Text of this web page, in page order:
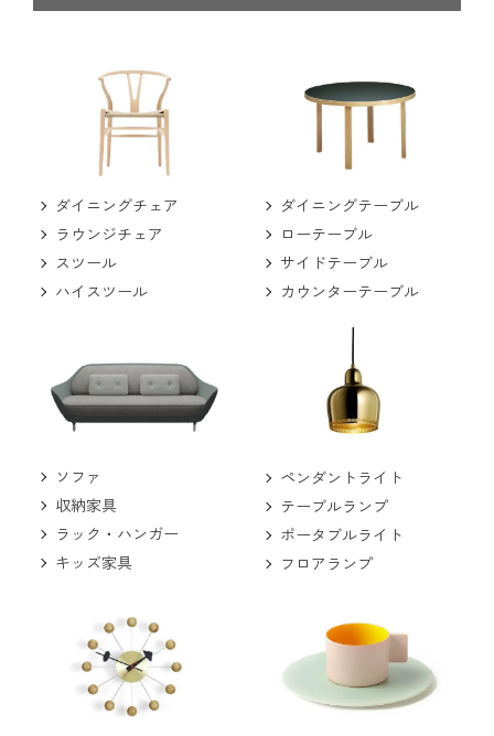
ダイニングチェア
ラウンジチェア
スツール
ハイスツール
ダイニングテーブル
ローテーブル
サイドテーブル
カウンターテーブル
ソファ
収納家具
ラック・ハンガー
キッズ家具
ペンダントライト
テーブルランプ
ポータブルライト
フロアランプ